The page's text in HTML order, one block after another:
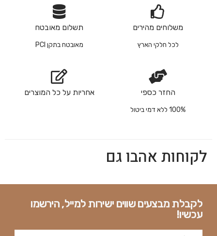
משלוחים מהירים
לכל חלקי הארץ
תשלום מאובטח
מאובטח בתקן PCI
החזר כספי
100% ללא דמי ביטול
אחריות על כל המוצרים
לקוחות אהבו גם
לקבלת מבצעים שווים ישירות למייל, הירשמו
עכשיו!